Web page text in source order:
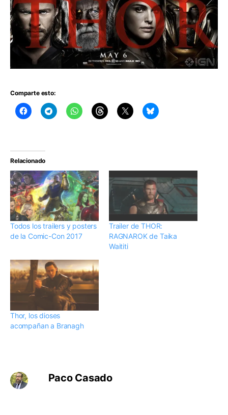
Comparte esto:
Relacionado
Todos los trailers y posters
de la Comic-Con 2017
Trailer de THOR:
RAGNAROK de Taika
Waititi
Thor, los dioses
acompañan a Branagh
Paco Casado